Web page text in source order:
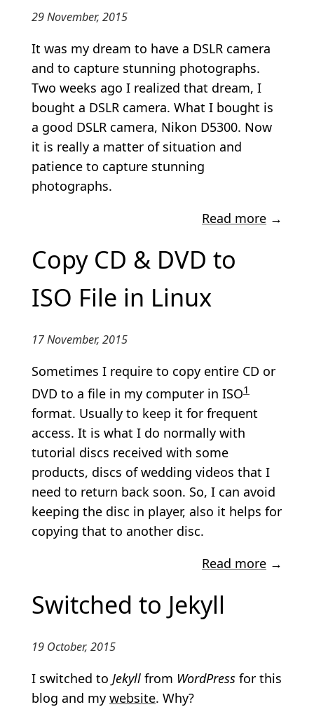
29 November, 2015
It was my dream to have a DSLR camera
and to capture stunning photographs.
Two weeks ago I realized that dream, I
bought a DSLR camera. What I bought is
a good DSLR camera, Nikon D5300. Now
it is really a matter of situation and
patience to capture stunning
photographs.
Read more →
Copy CD & DVD to
ISO File in Linux
17 November, 2015
Sometimes I require to copy entire CD or
DVD to a file in my computer in ISO1
format. Usually to keep it for frequent
access. It is what I do normally with
tutorial discs received with some
products, discs of wedding videos that I
need to return back soon. So, I can avoid
keeping the disc in player, also it helps for
copying that to another disc.
Read more →
Switched to Jekyll
19 October, 2015
I switched to Jekyll from WordPress for this
blog and my website. Why?